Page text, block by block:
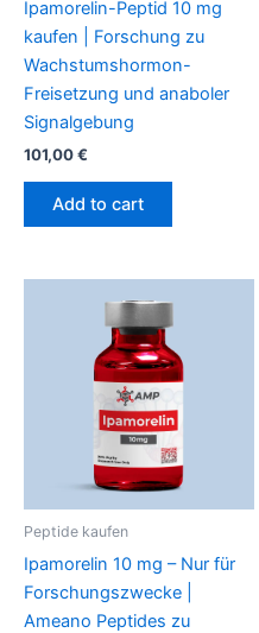
Ipamorelin-Peptid 10 mg
kaufen | Forschung zu
Wachstumshormon-
Freisetzung und anaboler
Signalgebung
101,00€
Add to cart
Peptide kaufen
Ipamorelin 10 mg – Nur für
Forschungszwecke |
Ameano Peptides zu